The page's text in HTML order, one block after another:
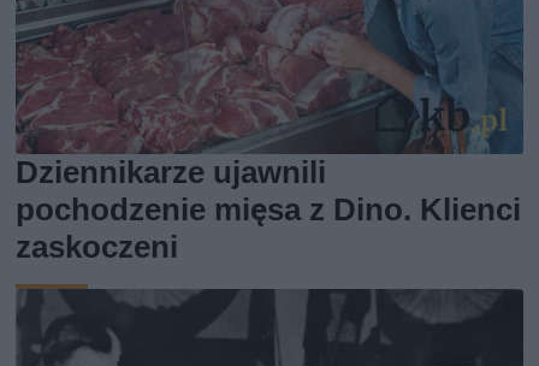
Dziennikarze ujawnili
pochodzenie mięsa z Dino. Klienci
zaskoczeni